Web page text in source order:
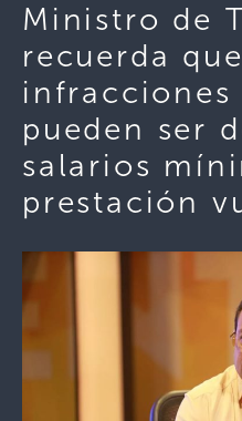
Ministro de
recuerda
infracciones
pueden ser
salarios
prestación